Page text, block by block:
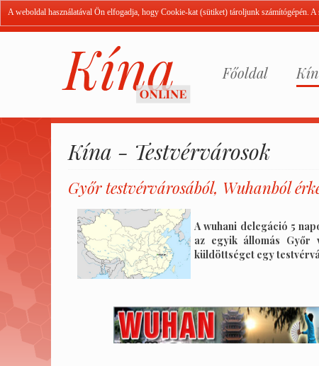
A weboldal használatával Ön elfogadja, hogy Cookie-kat (sütiket) tároljunk számítógépén.
Főoldal
Kína - Testvérvárosok
Győr testvérvárosából, Wuhanból
A wuhani delegáció 5
az egyik állomás
küldöttséget egy